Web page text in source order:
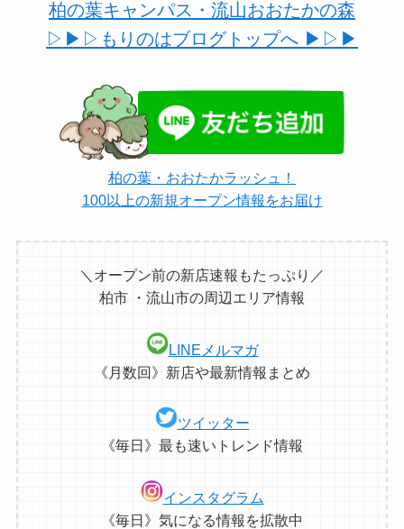
柏の葉キャンパス・流山おおたかの森
▷▶︎▷もりのはブログトップへ ▶︎▷▶︎
柏の葉・おおたかラッシュ！
100以上の新規オープン情報をお届け
＼オープン前の新店速報もたっぷり／
柏市 ・流山市の周辺エリア情報
LINEメルマガ
《月数回》新店や最新情報まとめ
ツイッター
《毎日》最も速いトレンド情報
インスタグラム
《毎日》気になる情報を拡散中